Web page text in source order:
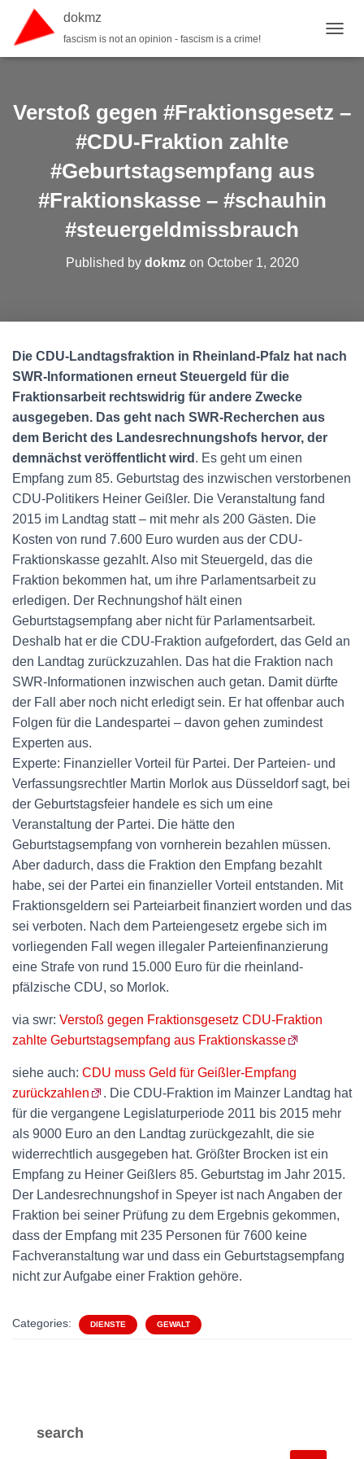
dokmz
fascism is not an opinion - fascism is a crime!
Verstoß gegen #Fraktionsgesetz –
#CDU-Fraktion zahlte
#Geburtstagsempfang aus
#Fraktionskasse – #schauhin
#steuergeldmissbrauch
Published by dokmzon October 1, 2020
Die CDU-Landtagsfraktion in Rheinland-Pfalz hat nach
SWR-Informationen erneut Steuergeld für die
Fraktionsarbeit rechtswidrig für andere Zwecke
ausgegeben. Das geht nach SWR-Recherchen aus
dem Bericht des Landesrechnungshofs hervor, der
demnächst veröffentlicht wird . Es geht um einen
Empfang zum 85. Geburtstag des inzwischen verstorbenen
CDU-Politikers Heiner Geißler. Die Veranstaltung fand
2015 im Landtag statt – mit mehr als 200 Gästen. Die
Kosten von rund 7.600 Euro wurden aus der CDU-
Fraktionskasse gezahlt. Also mit Steuergeld, das die
Fraktion bekommen hat, um ihre Parlamentsarbeit zu
erledigen. Der Rechnungshof hält einen
Geburtstagsempfang aber nicht für Parlamentsarbeit.
Deshalb hat er die CDU-Fraktion aufgefordert, das Geld an
den Landtag zurückzuzahlen. Das hat die Fraktion nach
SWR-Informationen inzwischen auch getan. Damit dürfte
der Fall aber noch nicht erledigt sein. Er hat offenbar auch
Folgen für die Landespartei – davon gehen zumindest
Experten aus.
Experte: Finanzieller Vorteil für Partei. Der Parteien- und
Verfassungsrechtler Martin Morlok aus Düsseldorf sagt, bei
der Geburtstagsfeier handele es sich um eine
Veranstaltung der Partei. Die hätte den
Geburtstagsempfang von vornherein bezahlen müssen.
Aber dadurch, dass die Fraktion den Empfang bezahlt
habe, sei der Partei ein finanzieller Vorteil entstanden. Mit
Fraktionsgeldern sei Parteiarbeit finanziert worden und das
sei verboten. Nach dem Parteiengesetz ergebe sich im
vorliegenden Fall wegen illegaler Parteienfinanzierung
eine Strafe von rund 15.000 Euro für die rheinland-
pfälzische CDU, so Morlok.
via swr: Verstoß gegen Fraktionsgesetz CDU-Fraktion
zahlte Geburtstagsempfang aus Fraktionskasse
siehe auch: CDU muss Geld für Geißler-Empfang
zurückzahlen
. Die CDU-Fraktion im Mainzer Landtag hat
für die vergangene Legislaturperiode 2011 bis 2015 mehr
als 9000 Euro an den Landtag zurückgezahlt, die sie
widerrechtlich ausgegeben hat. Größter Brocken ist ein
Empfang zu Heiner Geißlers 85. Geburtstag im Jahr 2015.
Der Landesrechnungshof in Speyer ist nach Angaben der
Fraktion bei seiner Prüfung zu dem Ergebnis gekommen,
dass der Empfang mit 235 Personen für 7600 keine
Fachveranstaltung war und dass ein Geburtstagsempfang
nicht zur Aufgabe einer Fraktion gehöre.
Categories: DIENSTE GEWALT
search